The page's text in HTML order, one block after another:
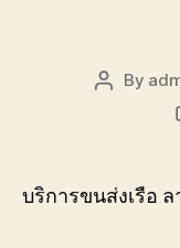
Post
By
บริการขนส่งเรือ